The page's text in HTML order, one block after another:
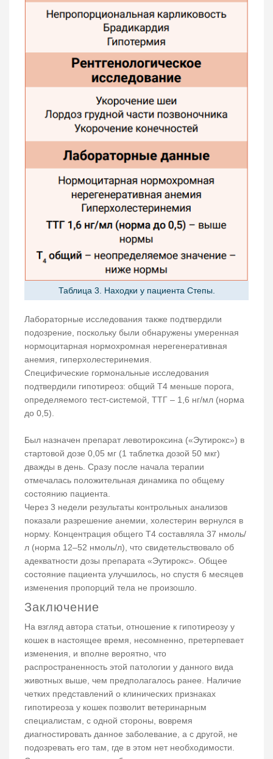
Таблица 3. Находки у пациента Степы.
Лабораторные исследования также подтвердили
подозрение, поскольку были обнаружены умеренная
нормоцитарная нормохромная нерегенеративная
анемия, гиперхолестеринемия.
Специфические гормональные исследования
подтвердили гипотиреоз: общий Т4 меньше порога,
определяемого тест-системой, ТТГ – 1,6 нг/мл (норма
до 0,5).
Был назначен препарат левотироксина («Эутирокс») в
стартовой дозе 0,05 мг (1 таблетка дозой 50 мкг)
дважды в день. Сразу после начала терапии
отмечалась положительная динамика по общему
состоянию пациента.
Через 3 недели результаты контрольных анализов
показали разрешение анемии, холестерин вернулся в
норму. Концентрация общего Т4 составляла 37 нмоль/
л (норма 12–52 нмоль/л), что свидетельствовало об
адекватности дозы препарата «Эутирокс». Общее
состояние пациента улучшилось, но спустя 6 месяцев
изменения пропорций тела не произошло.
Заключение
На взгляд автора статьи, отношение к гипотиреозу у
кошек в настоящее время, несомненно, претерпевает
изменения, и вполне вероятно, что
распространенность этой патологии у данного вида
животных выше, чем предполагалось ранее. Наличие
четких представлений о клинических признаках
гипотиреоза у кошек позволит ветеринарным
специалистам, с одной стороны, вовремя
диагностировать данное заболевание, а с другой, не
подозревать его там, где в этом нет необходимости.